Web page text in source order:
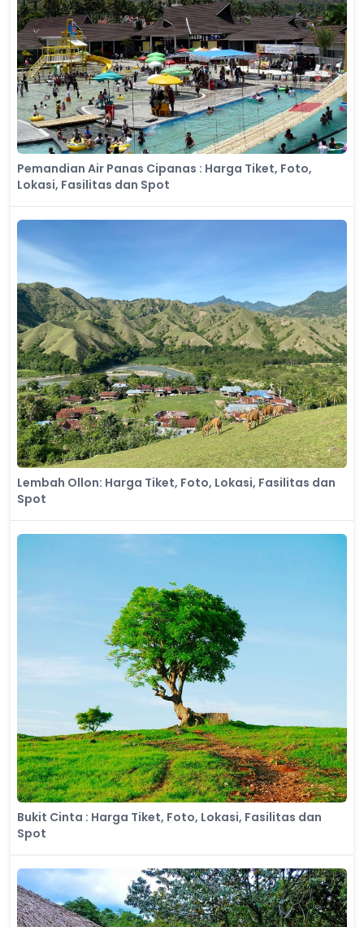
Pemandian Air Panas Cipanas : Harga Tiket, Foto,
Lokasi, Fasilitas dan Spot
Lembah Ollon: Harga Tiket, Foto, Lokasi, Fasilitas dan
Spot
Bukit Cinta : Harga Tiket, Foto, Lokasi, Fasilitas dan
Spot